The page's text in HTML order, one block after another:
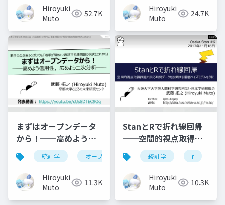
Hiroyuki
Muto
52.7K
Hiroyuki
Muto
24.7K
まずはオープンデータ
から！──高めよう信
用性，広めよう二次分
析──
統計学 オープンサイエンス 心理学
Hiroyuki
Muto
11.3K
StanとRで折れ線回帰
──空間的視点取得課
題の反応時間データを
説明する階層ベイズモ
デルを例に──
統計学 r
Hiroyuki
Muto
10.3K